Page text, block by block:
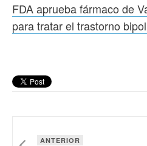
FDA aprueba fármaco de
para tratar el trastorno
ANTERIOR